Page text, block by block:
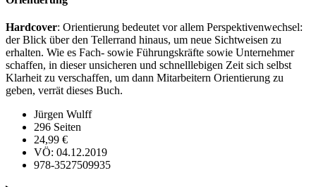
Hardcover: Orientierung bedeutet vor allem Perspektivenwechsel:
der Blick über den Tellerrand hinaus, um neue Sichtweisen zu
erhalten. Wie es Fach- sowie Führungskräfte sowie Unternehmer
schaffen, in dieser unsicheren und schnelllebigen Zeit sich selbst
Klarheit zu verschaffen, um dann Mitarbeitern Orientierung zu
geben, verrät dieses Buch.
Jürgen Wulff
296 Seiten
24,99 €
VÖ: 04.12.2019
978-3527509935